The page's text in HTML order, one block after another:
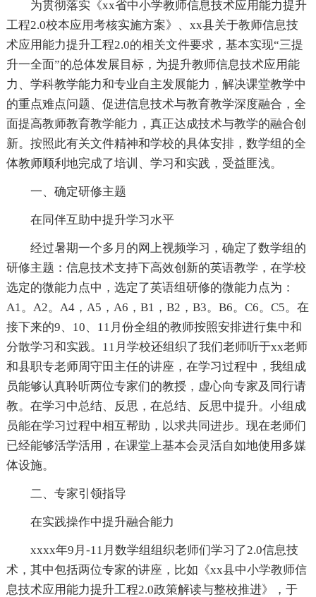
为贯彻落实《xx省中小学教师信息技术应用能力提升
工程2.0校本应用考核实施方案》、xx县关于教师信息技
术应用能力提升工程2.0的相关文件要求，基本实现“三提
升一全面”的总体发展目标，为提升教师信息技术应用能
力、学科教学能力和专业自主发展能力，解决课堂教学中
的重点难点问题、促进信息技术与教育教学深度融合，全
面提高教师教育教学能力，真正达成技术与教学的融合创
新。按照此有关文件精神和学校的具体安排，数学组的全
体教师顺利地完成了培训、学习和实践，受益匪浅。
一、确定研修主题
在同伴互助中提升学习水平
经过暑期一个多月的网上视频学习，确定了数学组的
研修主题：信息技术支持下高效创新的英语教学，在学校
选定的微能力点中，选定了英语组研修的微能力点为：
A1。A2。A4，A5，A6，B1，B2，B3。B6。C6。C5。在
接下来的9、10、11月份全组的教师按照安排进行集中和
分散学习和实践。11月学校还组织了我们老师听于xx老师
和县职专老师周守田主任的讲座，在学习过程中，我组成
员能够认真聆听两位专家们的教授，虚心向专家及同行请
教。在学习中总结、反思，在总结、反思中提升。小组成
员能在学习过程中相互帮助，以求共同进步。现在老师们
已经能够活学活用，在课堂上基本会灵活自如地使用多媒
体设施。
二、专家引领指导
在实践操作中提升融合能力
xxxx年9月-11月数学组组织老师们学习了2.0信息技
术，其中包括两位专家的讲座，比如《xx县中小学教师信
息技术应用能力提升工程2.0政策解读与整校推进》，于